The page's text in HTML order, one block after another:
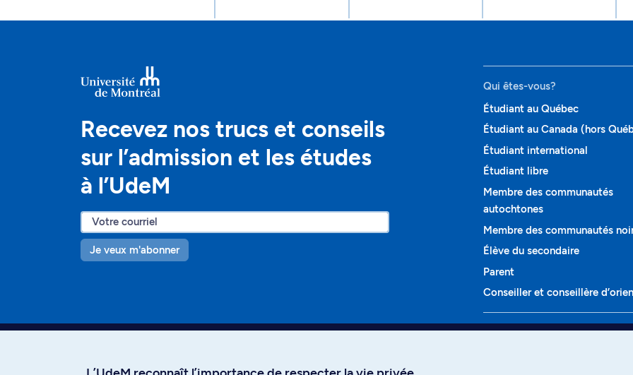
Recevez nos trucs et conseils
sur l’admission et les études
à l’UdeM
Je veux m'abonner
Qui êtes-vous?
Étudiant au Québec
Étudiant au Canada (hors
Étudiant international
Étudiant libre
Membre des communautés
autochtones
Membre des communautés
Élève du secondaire
Parent
Conseiller et conseillère
Programmes et cours